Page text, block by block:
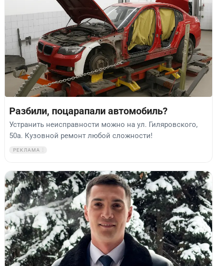
Разбили, поцарапали автомобиль?
Устранить неисправности можно на ул. Гиляровского,
50а. Кузовной ремонт любой сложности!
РЕКЛАМА